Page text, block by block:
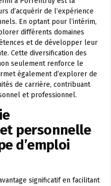
d’acquérir de l’expérience
En optant pour l’intérim,
différents domaines
et de développer leur
Cette diversification des
seulement renforce le
également d’explorer de
de carrière, contribuant
et professionnel.
personnelle
d’emploi
significatif en facilitant